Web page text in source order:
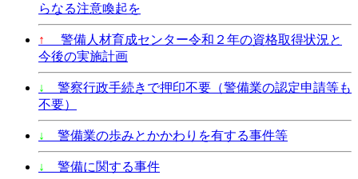
らなる注意喚起を
↑
警備人材育成センター令和２年の資格取得状況と
今後の実施計画
↓
警察行政手続きで押印不要（警備業の認定申請等も
不要）
↓ 警備業の歩みとかかわりを有する事件等
↓ 警備に関する事件